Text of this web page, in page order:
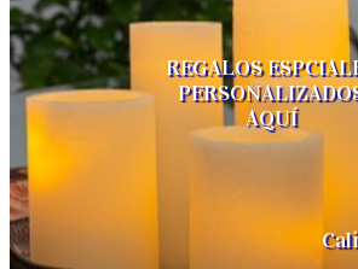
REGALOS
AQUÍ